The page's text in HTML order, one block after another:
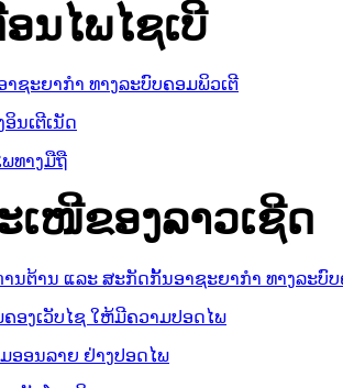
ນໄພໄຊເບີ
າຊະຍາກໍາ ທາງລະບົບຄອມພິວເຕີ
ອິນເຕີເນັດ
ທາງ​ມື​ຖື
ເໜີຂອງລາວເຊີດ
ນຕ້ານ ແລະ ສະກັດກັ້ນອາຊະຍາກຳ ທາງລະບົບ
ອງເວັບໄຊ ໃຫ້ມີຄວາມປອດໄພ
ອອນລາຍ ຢ່າງປອດໄພ